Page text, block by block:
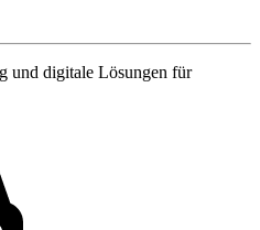
und digitale Lösungen für